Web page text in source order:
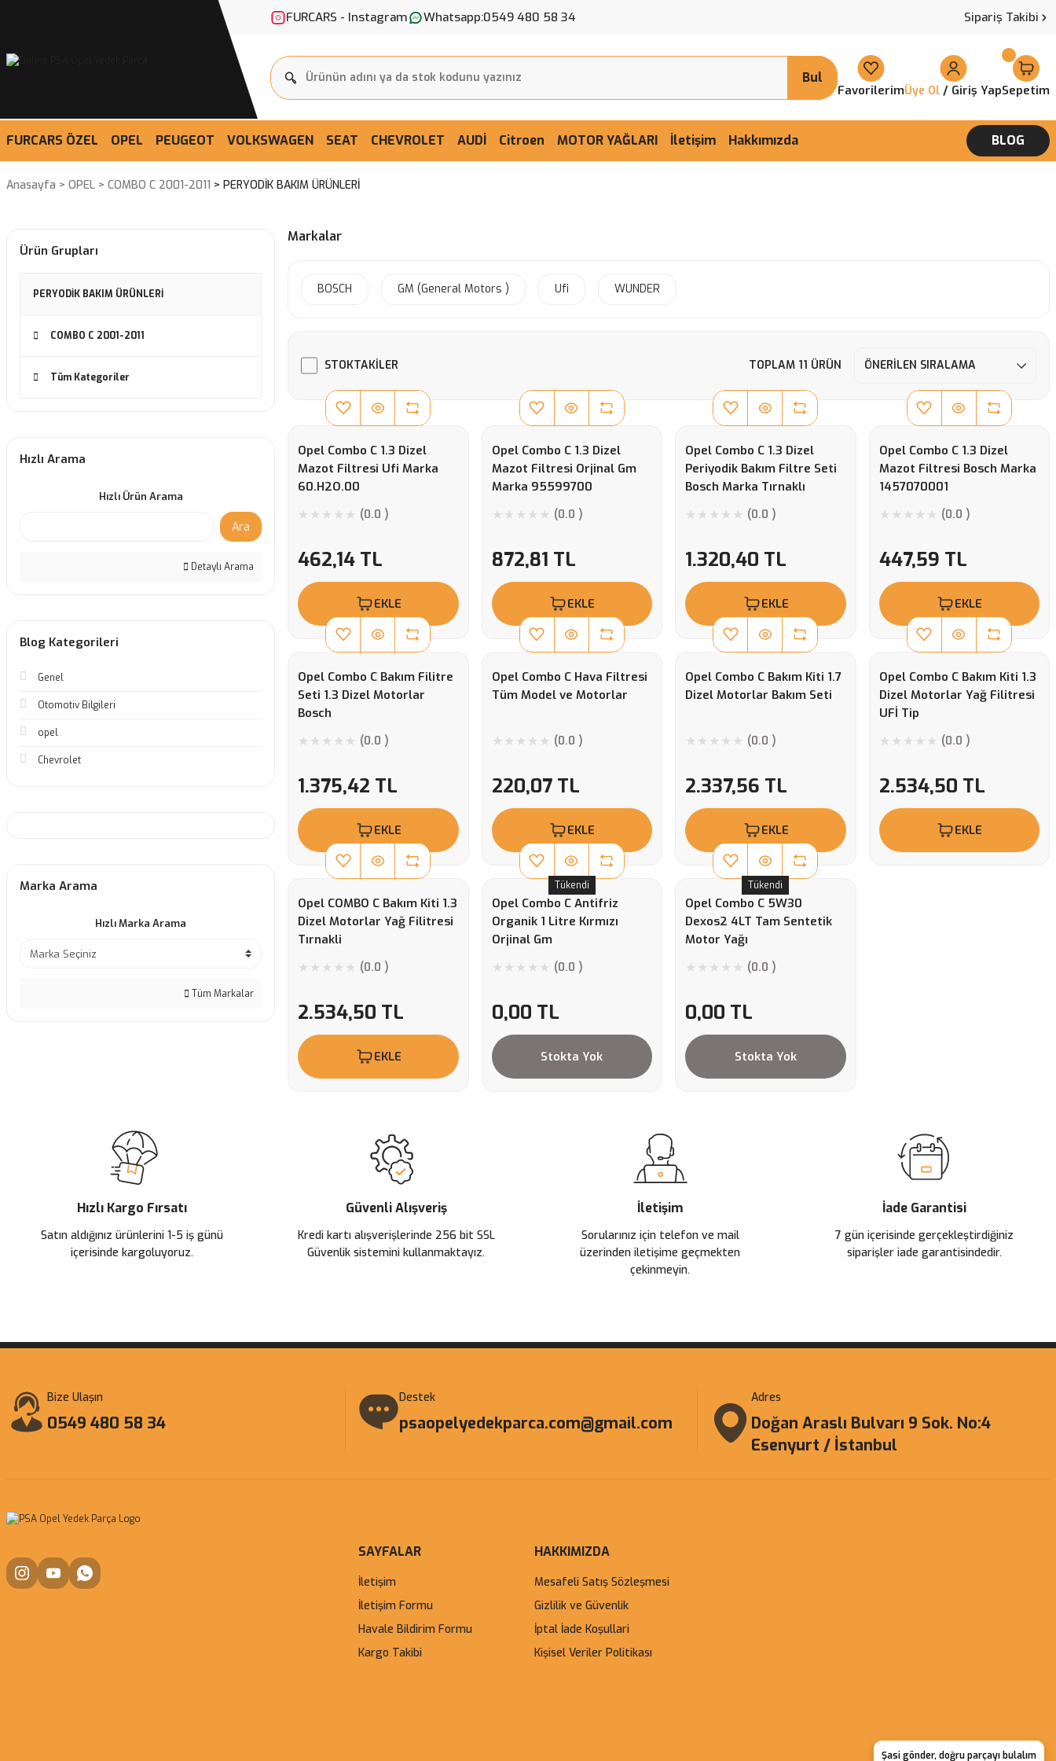
FURCARS - Instagram Whatsapp:0549 480 58 34 Sipariş Takibi
Bul
FavorilerimÜye Ol / Giriş YapSepetim
FURCARS ÖZEL OPEL PEUGEOT VOLKSWAGEN SEAT CHEVROLET AUDİ Citroen MOTOR YAĞLARI İletişim Hakkımızda BLOG
Anasayfa OPEL COMBO C 2001-2011 PERYODİK BAKIM ÜRÜNLERİ
Ürün Grupları
PERYODİK BAKIM ÜRÜNLERİ
COMBO C 2001-2011
Tüm Kategoriler
Hızlı Arama
Hızlı Ürün Arama
Ara
Detaylı Arama
Blog Kategorileri
Genel
Otomotiv Bilgileri
opel
Chevrolet
Marka Arama
Hızlı Marka Arama
Tüm Markalar
Markalar
BOSCH GM (General Motors ) Ufi WUNDER
STOKTAKILER TOPLAM 11 ÜRÜN
Opel Combo C 1.3 Dizel
Mazot Filtresi Ufi Marka
60.H2O.00
(0.0 )
462,14 TL
EKLE
Opel Combo C 1.3 Dizel
Mazot Filtresi Orjinal Gm
Marka 95599700
(0.0 )
872,81 TL
EKLE
Opel Combo C 1.3 Dizel
Periyodik Bakım Filtre Seti
Bosch Marka Tırnaklı
Purflux Tipi
(0.0 )
1.320,40 TL
EKLE
Opel Combo C 1.3 Dizel
Mazot Filtresi Bosch Marka
1457070001
(0.0 )
447,59 TL
EKLE
Opel Combo C Bakım Filitre
Seti 1.3 Dizel Motorlar
Bosch
(0.0 )
1.375,42 TL
EKLE
Opel Combo C Hava Filtresi
Tüm Model ve Motorlar
(0.0 )
220,07 TL
EKLE
Opel Combo C Bakım Kiti 1.7
Dizel Motorlar Bakım Seti
(0.0 )
2.337,56 TL
EKLE
Opel Combo C Bakım Kiti 1.3
Dizel Motorlar Yağ Filitresi
UFİ Tip
(0.0 )
2.534,50 TL
EKLE
Opel COMBO C Bakım Kiti 1.3
Dizel Motorlar Yağ Filitresi
Tırnakli
(0.0 )
2.534,50 TL
EKLE
Tükendi
Opel Combo C Antifriz
Organik 1 Litre Kırmızı
Orjinal Gm
(0.0 )
0,00 TL
Stokta Yok
Tükendi
Opel Combo C 5W30
Dexos2 4LT Tam Sentetik
Motor Yağı
(0.0 )
0,00 TL
Stokta Yok
Hızlı Kargo Fırsatı
Satın aldığınız ürünlerini 1-5 iş günü
içerisinde kargoluyoruz.
Güvenli Alışveriş
Kredi kartı alışverişlerinde 256 bit SSL
Güvenlik sistemini kullanmaktayız.
İletişim
Sorularınız için telefon ve mail
üzerinden iletişime geçmekten
çekinmeyin.
İade Garantisi
7 gün içerisinde gerçekleştirdiğiniz
siparişler iade garantisindedir.
Bize Ulaşın
0549 480 58 34
Destek
psaopelyedekparca.com@gmail.com
Adres
Doğan Araslı Bulvarı 9 Sok. No:4
Esenyurt / İstanbul
Şasi gönder, doğru parçayı bulalım
SAYFALAR
İletişim
İletişim Formu
Havale Bildirim Formu
Kargo Takibi
HAKKIMIZDA
Mesafeli Satış Sözleşmesi
Gizlilik ve Güvenlik
İptal İade Koşullari
Kişisel Veriler Politikası